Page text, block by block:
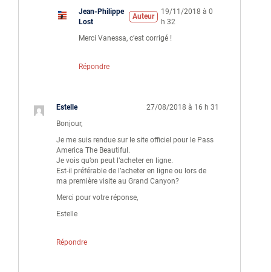
Jean-Philippe
Lost
Auteur
19/11/2018 à 0
h 32
Merci Vanessa, c’est corrigé !
Répondre
Estelle
27/08/2018 à 16 h 31
Bonjour,
Je me suis rendue sur le site officiel pour le Pass
America The Beautiful.
Je vois qu’on peut l’acheter en ligne.
Est-il préférable de l’acheter en ligne ou lors de
ma première visite au Grand Canyon?
Merci pour votre réponse,
Estelle
Répondre